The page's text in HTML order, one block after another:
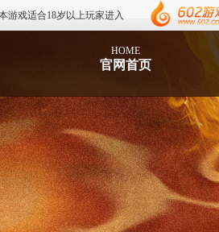
游戏适合18岁以上玩家进入
HOME
官网首页